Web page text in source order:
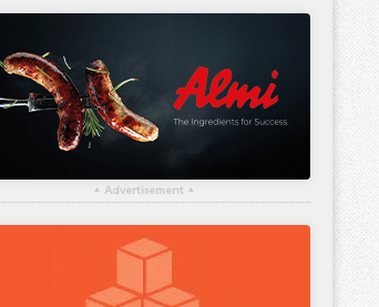
▴ Advertisement ▴